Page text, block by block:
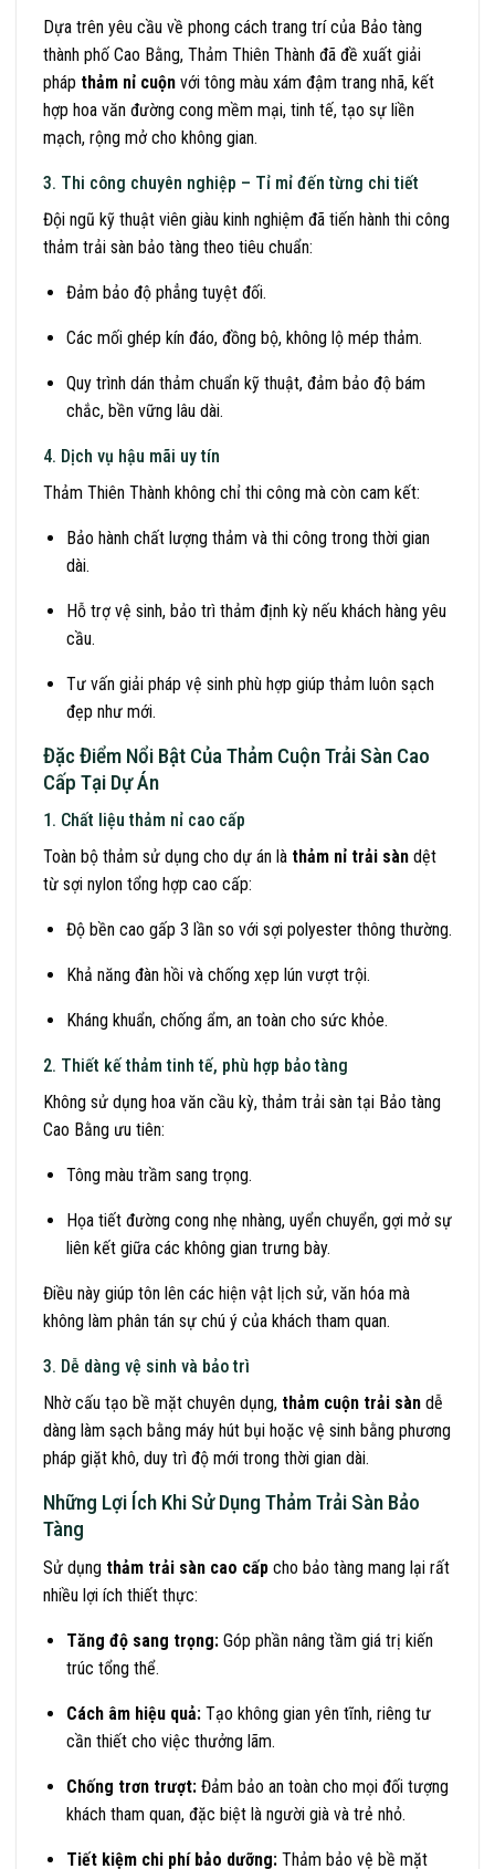
Dựa trên yêu cầu về phong cách trang trí của Bảo tàng
thành phố Cao Bằng, Thảm Thiên Thành đã đề xuất giải
pháp thảm nỉ cuộn với tông màu xám đậm trang nhã, kết
hợp hoa văn đường cong mềm mại, tinh tế, tạo sự liền
mạch, rộng mở cho không gian.
3. Thi công chuyên nghiệp – Tỉ mỉ đến từng chi tiết
Đội ngũ kỹ thuật viên giàu kinh nghiệm đã tiến hành thi công
thảm trải sàn bảo tàng theo tiêu chuẩn:
Đảm bảo độ phẳng tuyệt đối.
Các mối ghép kín đáo, đồng bộ, không lộ mép thảm.
Quy trình dán thảm chuẩn kỹ thuật, đảm bảo độ bám
chắc, bền vững lâu dài.
4. Dịch vụ hậu mãi uy tín
Thảm Thiên Thành không chỉ thi công mà còn cam kết:
Bảo hành chất lượng thảm và thi công trong thời gian
dài.
Hỗ trợ vệ sinh, bảo trì thảm định kỳ nếu khách hàng yêu
cầu.
Tư vấn giải pháp vệ sinh phù hợp giúp thảm luôn sạch
đẹp như mới.
Đặc Điểm Nổi Bật Của Thảm Cuộn Trải Sàn Cao
Cấp Tại Dự Án
1. Chất liệu thảm nỉ cao cấp
Toàn bộ thảm sử dụng cho dự án là thảm nỉ trải sàn dệt
từ sợi nylon tổng hợp cao cấp:
Độ bền cao gấp 3 lần so với sợi polyester thông thường.
Khả năng đàn hồi và chống xẹp lún vượt trội.
Kháng khuẩn, chống ẩm, an toàn cho sức khỏe.
2. Thiết kế thảm tinh tế, phù hợp bảo tàng
Không sử dụng hoa văn cầu kỳ, thảm trải sàn tại Bảo tàng
Cao Bằng ưu tiên:
Tông màu trầm sang trọng.
Họa tiết đường cong nhẹ nhàng, uyển chuyển, gợi mở sự
liên kết giữa các không gian trưng bày.
Điều này giúp tôn lên các hiện vật lịch sử, văn hóa mà
không làm phân tán sự chú ý của khách tham quan.
3. Dễ dàng vệ sinh và bảo trì
Nhờ cấu tạo bề mặt chuyên dụng, thảm cuộn trải sàn dễ
dàng làm sạch bằng máy hút bụi hoặc vệ sinh bằng phương
pháp giặt khô, duy trì độ mới trong thời gian dài.
Những Lợi Ích Khi Sử Dụng Thảm Trải Sàn Bảo
Tàng
Sử dụng thảm trải sàn cao cấp cho bảo tàng mang lại rất
nhiều lợi ích thiết thực:
Tăng độ sang trọng:Góp phần nâng tầm giá trị kiến
trúc tổng thể.
Cách âm hiệu quả:Tạo không gian yên tĩnh, riêng tư
cần thiết cho việc thưởng lãm.
Chống trơn trượt:Đảm bảo an toàn cho mọi đối tượng
khách tham quan, đặc biệt là người già và trẻ nhỏ.
Tiết kiệm chi phí bảo dưỡng:Thảm bảo vệ bề mặt